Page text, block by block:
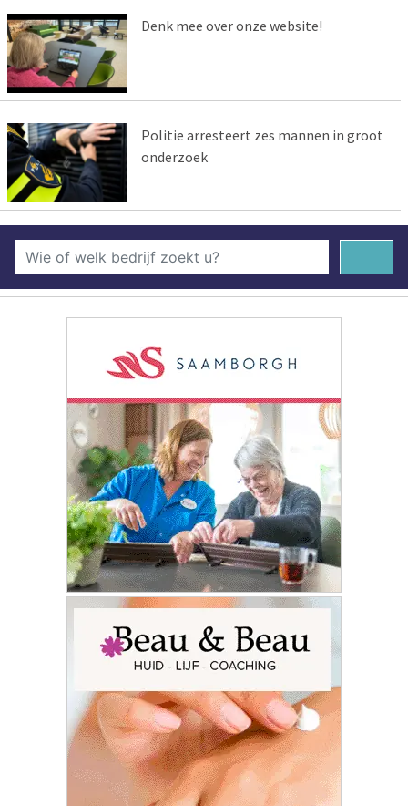
Denk mee over onze website!
Politie arresteert zes mannen in groot
onderzoek